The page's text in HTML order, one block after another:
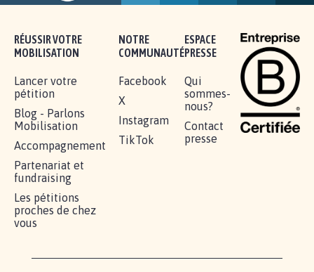
RÉUSSIR VOTRE
MOBILISATION
Lancer votre
pétition
Blog - Parlons
Mobilisation
Accompagnement
Partenariat et
fundraising
Les pétitions
proches de chez
vous
NOTRE
COMMUNAUTÉ
Facebook
X
Instagram
TikTok
ESPACE
PRESSE
Qui
sommes-
nous?
Contact
presse